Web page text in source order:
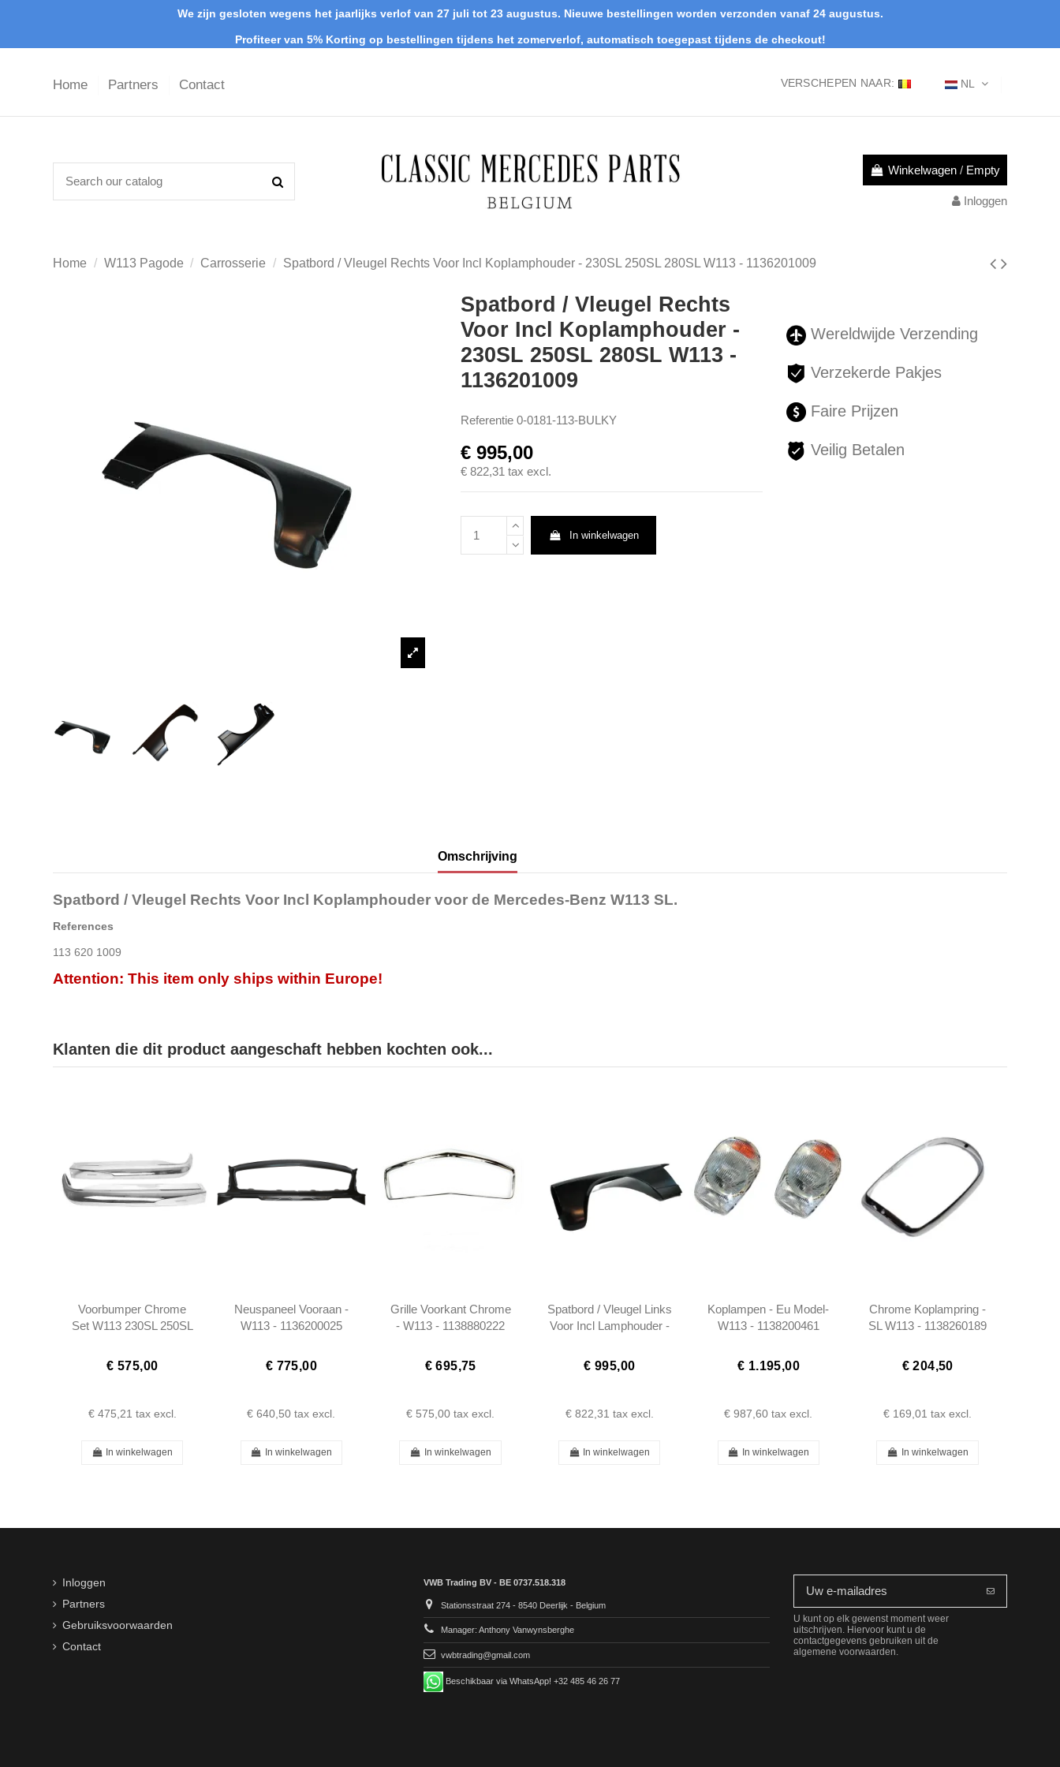
We zijn gesloten wegens het jaarlijks verlof van 27 juli tot 23 augustus. Nieuwe bestellingen worden verzonden vanaf 24 augustus.
Profiteer van 5% Korting op bestellingen tijdens het zomerverlof, automatisch toegepast tijdens de checkout!
Home Partners Contact NL
VERSCHEPEN NAAR:
Winkelwagen / Empty
Inloggen
Home W113 Pagode Carrosserie Spatbord / Vleugel Rechts Voor Incl Koplamphouder - 230SL 250SL 280SL W113 - 1136201009
Spatbord / Vleugel Rechts
Voor Incl Koplamphouder -
230SL 250SL 280SL W113 -
1136201009
Referentie 0-0181-113-BULKY
€ 995,00
€ 822,31 tax excl.
In winkelwagen
Wereldwijde Verzending
Verzekerde Pakjes
Faire Prijzen
Veilig Betalen
Omschrijving
Spatbord / Vleugel Rechts Voor Incl Koplamphouder voor de Mercedes-Benz W113 SL.
References
113 620 1009
Attention: This item only ships within Europe!
Klanten die dit product aangeschaft hebben kochten ook...
Voorbumper Chrome
Set W113 230SL 250SL
1138800270
€ 575,00
€ 475,21 tax excl.
In winkelwagen
Neuspaneel Vooraan -
W113 - 1136200025
€ 775,00
€ 640,50 tax excl.
In winkelwagen
Grille Voorkant Chrome
- W113 - 1138880222
€ 695,75
€ 575,00 tax excl.
In winkelwagen
Spatbord / Vleugel Links
Voor Incl Lamphouder -
W113 - 1136200909
€ 995,00
€ 822,31 tax excl.
In winkelwagen
Koplampen - Eu Model-
W113 - 1138200461
€ 1.195,00
€ 987,60 tax excl.
In winkelwagen
Chrome Koplampring -
SL W113 - 1138260189
€ 204,50
€ 169,01 tax excl.
In winkelwagen
Inloggen
Partners
Gebruiksvoorwaarden
Contact
VWB Trading BV - BE 0737.518.318
Stationsstraat 274 - 8540 Deerlijk - Belgium
Manager: Anthony Vanwynsberghe
vwbtrading@gmail.com
Beschikbaar via WhatsApp! +32 485 46 26 77
U kunt op elk gewenst moment weer
uitschrijven. Hiervoor kunt u de
contactgegevens gebruiken uit de
algemene voorwaarden.